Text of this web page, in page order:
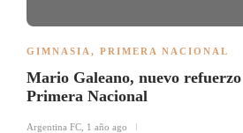
GIMNASIA , PRIMERA NACIONAL
Mario Galeano, nuevo
Primera Nacional
Argentina FC 1 año ago